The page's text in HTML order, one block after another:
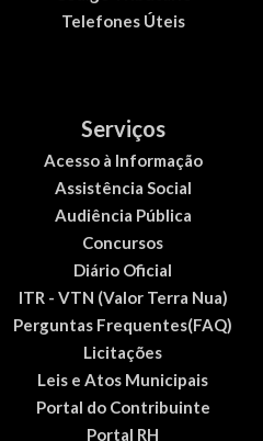
Telefones Úteis
Serviços
Acesso à Informação
Assistência Social
Audiência Pública
Concursos
Diário Oficial
ITR - VTN (Valor Terra Nua)
Perguntas Frequentes(FAQ)
Licitações
Leis e Atos Municipais
Portal do Contribuinte
Portal RH